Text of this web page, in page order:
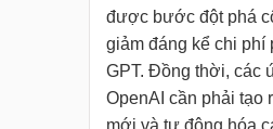
được bước đột phá
giảm đáng kể chi phí
GPT. Đồng thời, các
OpenAI cần phải tạo